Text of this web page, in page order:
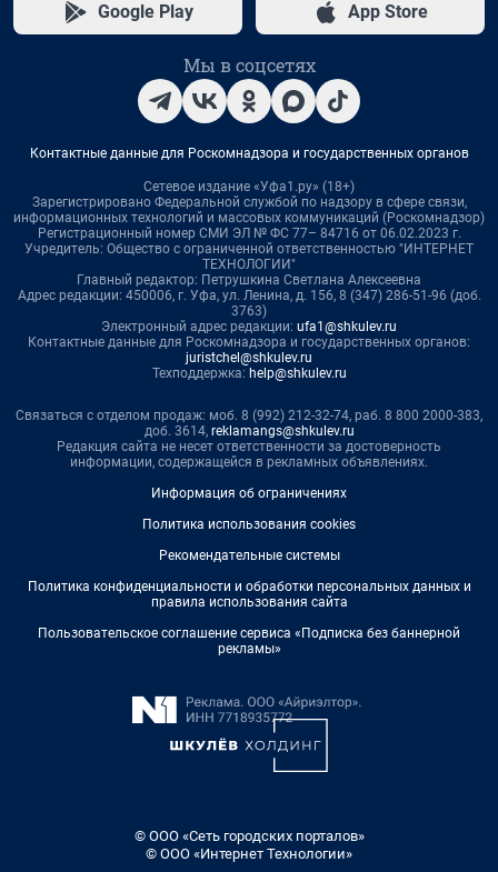
Google Play App Store
Мы в соцсетях
Контактные данные для Роскомнадзора и государственных органов
Сетевое издание «Уфа1.ру» (18+)
Зарегистрировано Федеральной службой по надзору в сфере связи,
информационных технологий и массовых коммуникаций (Роскомнадзор)
Регистрационный номер СМИ ЭЛ № ФС 77– 84716 от 06.02.2023 г.
Учредитель: Общество с ограниченной ответственностью "ИНТЕРНЕТ
ТЕХНОЛОГИИ"
Главный редактор: Петрушкина Светлана Алексеевна
Адрес редакции: 450006, г. Уфа, ул. Ленина, д. 156, 8 (347) 286-51-96 (доб.
3763)
Электронный адрес редакции: ufa1@shkulev.ru
Контактные данные для Роскомнадзора и государственных органов:
juristchel@shkulev.ru
Техподдержка: help@shkulev.ru
Связаться с отделом продаж: моб. 8 (992) 212-32-74, раб. 8 800 2000-383,
доб. 3614, reklamangs@shkulev.ru
Редакция сайта не несет ответственности за достоверность
информации, содержащейся в рекламных объявлениях.
Информация об ограничениях
Политика использования cookies
Рекомендательные системы
Политика конфиденциальности и обработки персональных данных и
правила использования сайта
Пользовательское соглашение сервиса «Подписка без баннерной
рекламы»
© ООО «Сеть городских порталов»
© ООО «Интернет Технологии»